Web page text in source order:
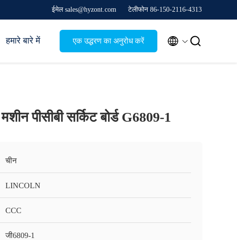
ईमेल sales@hyzont.com टेलीफोन 86-150-2116-4313
हमारे बारे में एक उद्धरण का अनुरोध करें  
पीसीबी सर्किट बोर्ड G6809-1
चीन
LINCOLN
CCC
जी6809-1